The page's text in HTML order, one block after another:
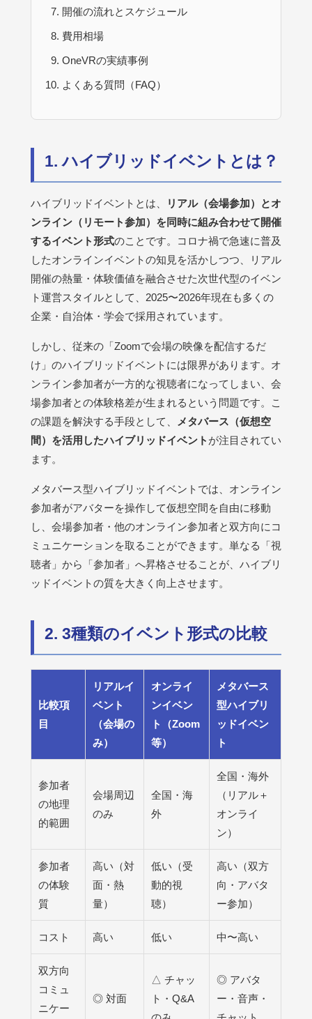
開催の流れとスケジュール
費用相場
OneVRの実績事例
よくある質問（FAQ）
1. ハイブリッドイベントとは？
ハイブリッドイベントとは、
リアル（会場参加）とオ
ンライン（リモート参加）を同時に組み合わせて開催
するイベント形式のことです。コロナ禍で急速に普及
したオンラインイベントの知見を活かしつつ、リアル
開催の熱量・体験価値を融合させた次世代型のイベン
ト運営スタイルとして、2025〜2026年現在も多くの
企業・自治体・学会で採用されています。
しかし、従来の「Zoomで会場の映像を配信するだ
け」のハイブリッドイベントには限界があります。オ
ンライン参加者が一方的な視聴者になってしまい、会
場参加者との体験格差が生まれるという問題です。こ
の課題を解決する手段として、
メタバース（仮想空
間）を活用したハイブリッドイベント が注目されてい
ます。
メタバース型ハイブリッドイベントでは、オンライン
参加者がアバターを操作して仮想空間を自由に移動
し、会場参加者・他のオンライン参加者と双方向にコ
ミュニケーションを取ることができます。単なる「視
聴者」から「参加者」へ昇格させることが、ハイブリ
ッドイベントの質を大きく向上させます。
2. 3種類のイベント形式の比較
比較項
目
リアルイ
ベント
（会場の
み）
オンライ
ンイベン
ト（Zoom
等）
メタバース
型ハイブリ
ッドイベン
ト
参加者
の地理
的範囲
会場周辺
のみ
全国・海
外
全国・海外
（リアル＋
オンライ
ン）
参加者
の体験
質
高い（対
面・熱
量）
低い（受
動的視
聴）
高い（双方
向・アバタ
ー参加）
コスト 高い 低い 中〜高い
双方向
コミュ
ニケー
◎ 対面
△ チャッ
ト・Q&A
◎ アバタ
ー・音声・